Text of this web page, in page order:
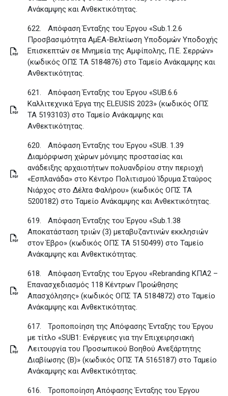
Ανάκαμψης και Ανθεκτικότητας.
622.
Απόφαση Ένταξης του Έργου «Sub.1.2.6
Προσβασιμότητα ΑμΕΑ-Βελτίωση Υποδομών Υποδοχής
Επισκεπτών σε Μνημεία της Αμφίπολης, Π.Ε. Σερρών»
(κωδικός ΟΠΣ ΤΑ 5184876) στο Ταμείο Ανάκαμψης και
Ανθεκτικότητας.
621.
Απόφαση Ένταξης του Έργου «SUB.6.6
Καλλιτεχνικά Έργα της ELEUSIS 2023» (κωδικός ΟΠΣ
ΤΑ 5193103) στο Ταμείο Ανάκαμψης και
Ανθεκτικότητας.
620.
Απόφαση Ένταξης του Έργου «SUB. 1.39
Διαμόρφωση χώρων μόνιμης προστασίας και
ανάδειξης αρχαιοτήτων πολυανδρίου στην περιοχή
«Εσπλανάδα» στο Κέντρο Πολιτισμού Ίδρυμα Σταύρος
Νιάρχος στο Δέλτα Φαλήρου» (κωδικός ΟΠΣ ΤΑ
5200182) στο Ταμείο Ανάκαμψης και Ανθεκτικότητας.
619.
Απόφαση Ένταξης του Έργου «Sub.1.38
Αποκατάσταση τριών (3) μεταβυζαντινών εκκλησιών
στον Έβρο» (κωδικός ΟΠΣ ΤΑ 5150499) στο Ταμείο
Ανάκαμψης και Ανθεκτικότητας.
618.
Απόφαση Ένταξης του Έργου «Rebranding KΠA2 –
Επανασχεδιασμός 118 Κέντρων Προώθησης
Απασχόλησης» (κωδικός ΟΠΣ ΤΑ 5184872) στο Ταμείο
Ανάκαμψης και Ανθεκτικότητας.
617.
Τροποποίηση της Απόφασης Ένταξης του Έργου
με τίτλο «SUB1: Ενέργειες για την Επιχειρησιακή
Λειτουργία του Προσωπικού Βοηθού Ανεξάρτητης
Διαβίωσης (Β)» (κωδικός ΟΠΣ ΤΑ 5165187) στο Ταμείο
Ανάκαμψης και Ανθεκτικότητας.
616.
Τροποποίηση Απόφασης Ένταξης του Έργου